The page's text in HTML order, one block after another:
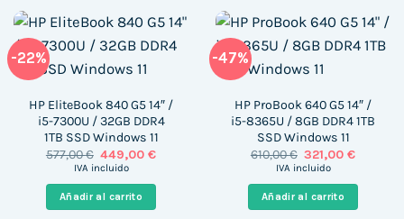
-22%
HP EliteBook 840 G5 14″ /
i5-7300U / 32GB DDR4
1TB SSD Windows 11
577,00€ El
precio
era:
577,00 €.
449,00€El
es:
449,00 €.
IVA incluido
Añadir al carrito
-47%
HP ProBook 640 G5 14″ /
i5-8365U / 8GB DDR4 1TB
SSD Windows 11
610,00€ El
precio
era:
610,00 €.
321,00€El
es:
321,00 €.
IVA incluido
Añadir al carrito